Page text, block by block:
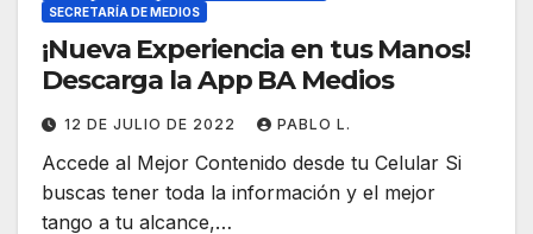
SECRETARÍA DE MEDIOS
¡Nueva Experiencia en tus Manos!
Descarga la App BA Medios
12 DE JULIO DE 2022 PABLO L.
Accede al Mejor Contenido desde tu Celular Si
buscas tener toda la información y el mejor
tango a tu alcance,…